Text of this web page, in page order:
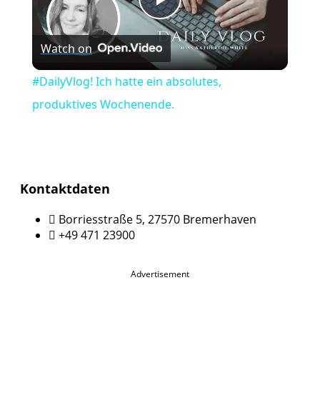
Play
Video
Watch on
#DailyVlog! Ich hatte ein absolutes,
produktives Wochenende.
Kontaktdaten
Borriesstraße 5, 27570 Bremerhaven
+49 471 23900
Advertisement